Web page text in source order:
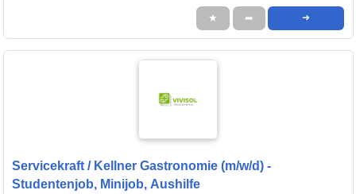
★ ➦ ➜
Servicekraft / Kellner Gastronomie (m/w/d) -
Studentenjob, Minijob, Aushilfe